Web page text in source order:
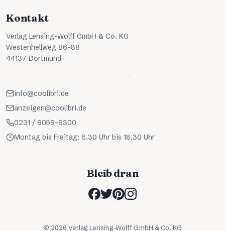
Kontakt
Verlag Lensing-Wolff GmbH & Co. KG
Westenhellweg 86-88
44137 Dortmund
info@coolibri.de
anzeigen@coolibri.de
0231 / 9059-9300
Montag bis Freitag: 6.30 Uhr bis 18.30 Uhr
Bleib dran
© 2026 Verlag Lensing-Wolff GmbH & Co. KG